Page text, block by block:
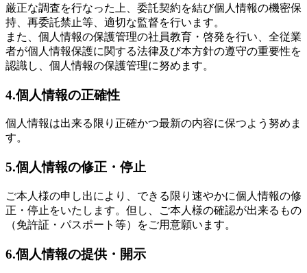
厳正な調査を行なった上、委託契約を結び個人情報の機密保
持、再委託禁止等、適切な監督を行います。
また、個人情報の保護管理の社員教育・啓発を行い、全従業
者が個人情報保護に関する法律及び本方針の遵守の重要性を
認識し、個人情報の保護管理に努めます。
4.個人情報の正確性
個人情報は出来る限り正確かつ最新の内容に保つよう努めま
す。
5.個人情報の修正・停止
ご本人様の申し出により、できる限り速やかに個人情報の修
正・停止をいたします。但し、ご本人様の確認が出来るもの
（免許証・パスポート等）をご用意願います。
6.個人情報の提供・開示